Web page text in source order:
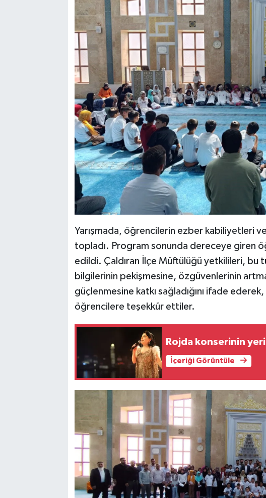
Yarışmada, öğrencilerin ezber kabiliyetleri
topladı. Program sonunda dereceye giren
edildi. Çaldıran İlçe Müftülüğü yetkilileri, bu
bilgilerinin pekişmesine, özgüvenlerinin
güçlenmesine katkı sağladığını ifade
öğrencilere teşekkür ettiler.
Rojda konserinin
İçeriği Görüntüle